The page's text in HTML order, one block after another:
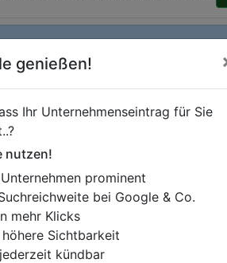
Informationen hinzufügen?
Ihren Firmeneintrag um
abheben.
genießen!
Ihr Unternehmenseintrag für Sie
nutzen!
prominent
bei Google & Co.
mehr Klicks
Sichtbarkeit
kündbar